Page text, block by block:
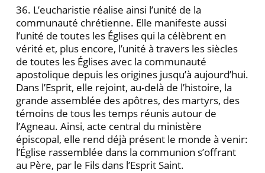
36. L’eucharistie réalise ainsi l’unité de la
communauté chrétienne. Elle manifeste aussi
l’unité de toutes les Églises qui la célèbrent en
vérité et, plus encore, l’unité à travers les siècles
de toutes les Églises avec la communauté
apostolique depuis les origines jusqu’à aujourd’hui.
Dans l’Esprit, elle rejoint, au-delà de l’histoire, la
grande assemblée des apôtres, des martyrs, des
témoins de tous les temps réunis autour de
l’Agneau. Ainsi, acte central du ministère
épiscopal, elle rend déjà présent le monde à venir:
l’Église rassemblée dans la communion s’offrant
au Père, par le Fils dans l’Esprit Saint.